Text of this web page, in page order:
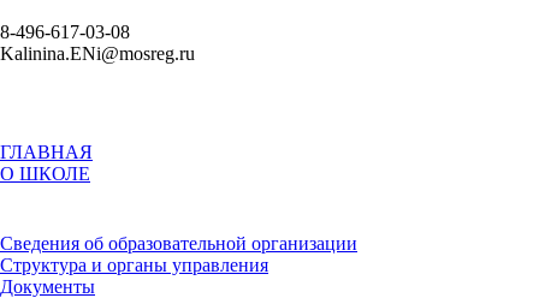
8-496-617-03-08
Kalinina.ENi@mosreg.ru
ГЛАВНАЯ
О ШКОЛЕ
Сведения об образовательной организации
Структура и органы управления
Документы